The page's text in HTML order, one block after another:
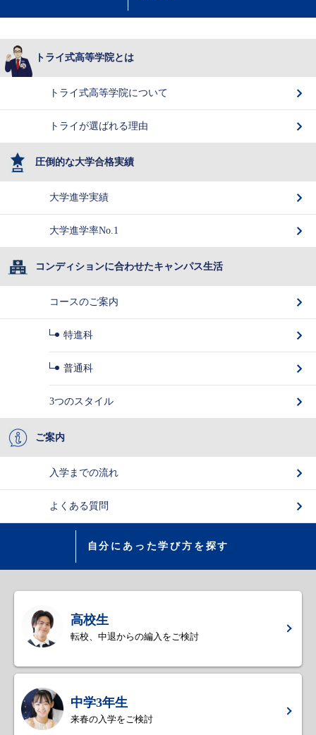
トライ式高等学院とは
トライ式高等学院について
トライが選ばれる理由
圧倒的な大学合格実績
大学進学実績
大学進学率No.1
コンディションに合わせたキャンパス生活
コースのご案内
特進科
普通科
3つのスタイル
ご案内
入学までの流れ
よくある質問
自分にあった学び方を探す
高校生
転校、中退からの編入をご検討
中学3年生
来春の入学をご検討